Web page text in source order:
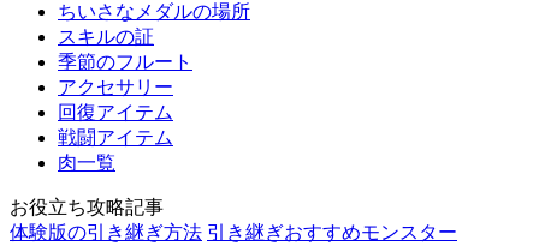
ちいさなメダルの場所
スキルの証
季節のフルート
アクセサリー
回復アイテム
戦闘アイテム
肉一覧
お役立ち攻略記事
体験版の引き継ぎ方法 引き継ぎおすすめモンスター